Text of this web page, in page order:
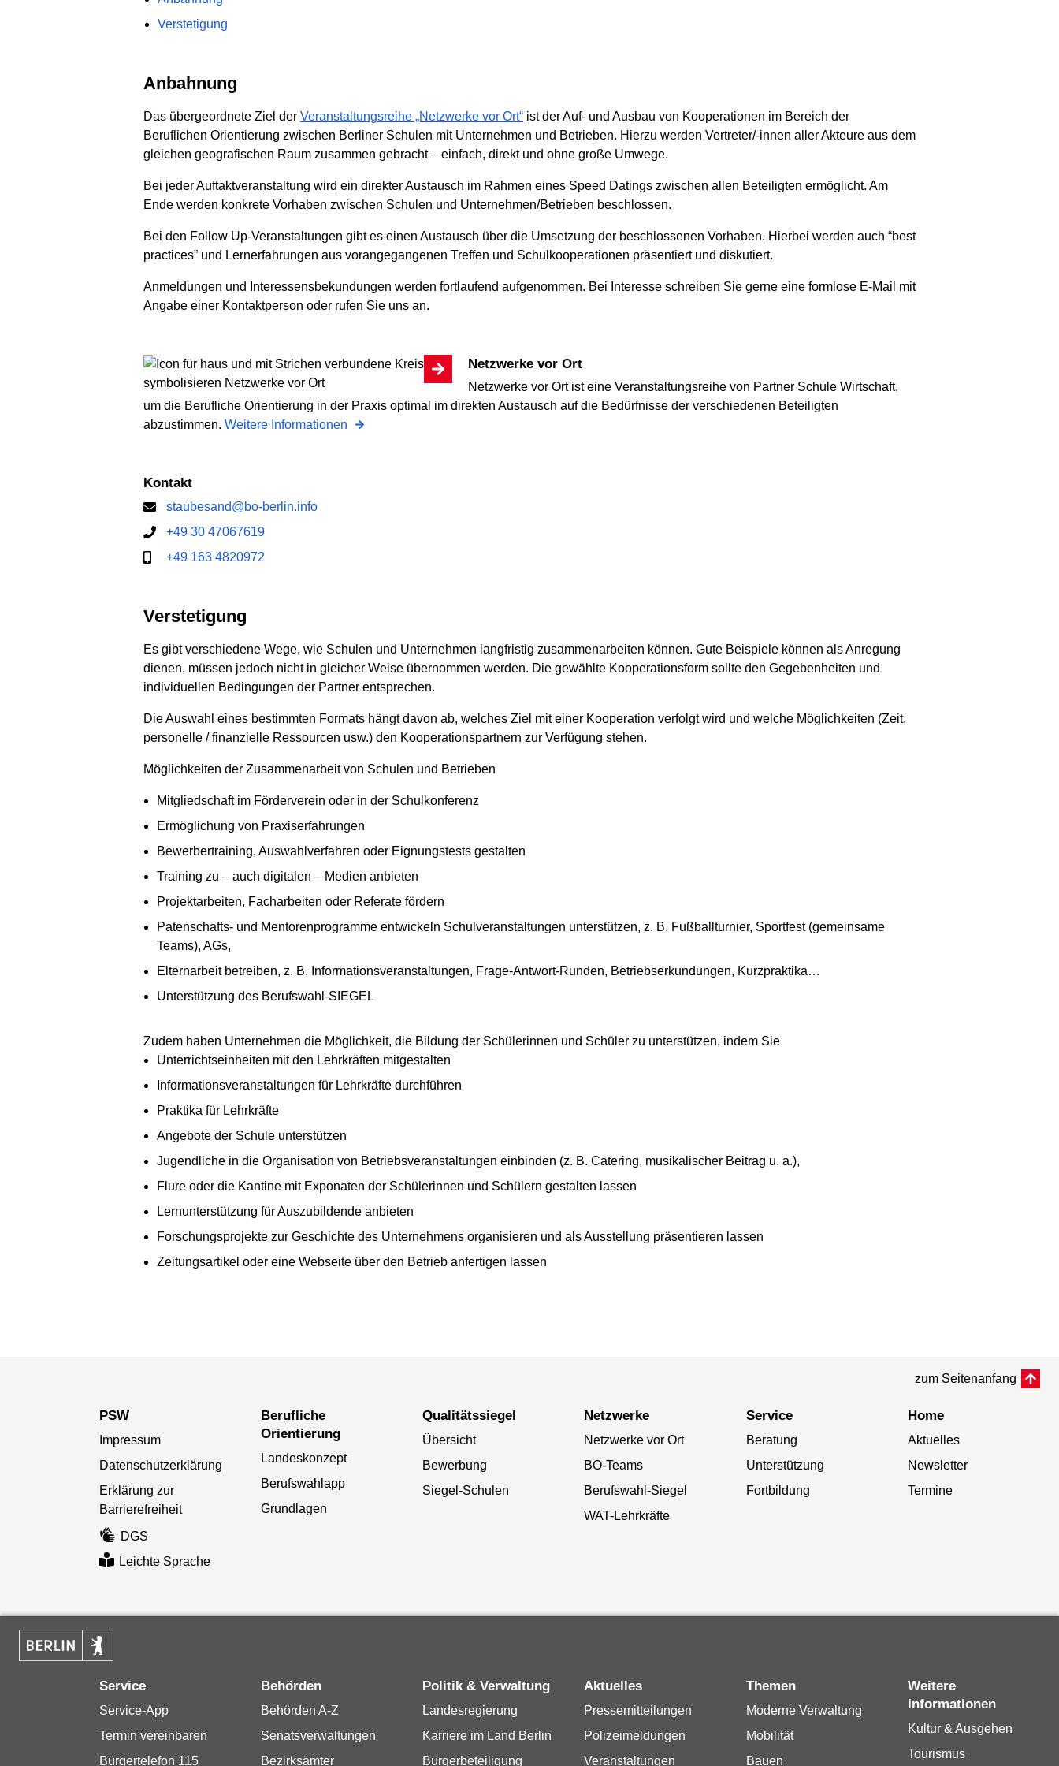
Verstetigung
Anbahnung
Das übergeordnete Ziel der Veranstaltungsreihe „Netzwerke vor Ort“ ist der Auf- und Ausbau von Kooperationen im Bereich der
Beruflichen Orientierung zwischen Berliner Schulen mit Unternehmen und Betrieben. Hierzu werden Vertreter/-innen aller Akteure aus dem
gleichen geografischen Raum zusammen gebracht – einfach, direkt und ohne große Umwege.
Bei jeder Auftaktveranstaltung wird ein direkter Austausch im Rahmen eines Speed Datings zwischen allen Beteiligten ermöglicht. Am
Ende werden konkrete Vorhaben zwischen Schulen und Unternehmen/Betrieben beschlossen.
Bei den Follow Up-Veranstaltungen gibt es einen Austausch über die Umsetzung der beschlossenen Vorhaben. Hierbei werden auch “best
practices” und Lernerfahrungen aus vorangegangenen Treffen und Schulkooperationen präsentiert und diskutiert.
Anmeldungen und Interessensbekundungen werden fortlaufend aufgenommen. Bei Interesse schreiben Sie gerne eine formlose E-Mail mit
Angabe einer Kontaktperson oder rufen Sie uns an.
Netzwerke vor Ort
Netzwerke vor Ort ist eine Veranstaltungsreihe von Partner Schule Wirtschaft,
um die Berufliche Orientierung in der Praxis optimal im direkten Austausch auf die Bedürfnisse der verschiedenen Beteiligten
abzustimmen. Weitere Informationen
Kontakt
staubesand@bo-berlin.info
+49 30 47067619
+49 163 4820972
Verstetigung
Es gibt verschiedene Wege, wie Schulen und Unternehmen langfristig zusammenarbeiten können. Gute Beispiele können als Anregung
dienen, müssen jedoch nicht in gleicher Weise übernommen werden. Die gewählte Kooperationsform sollte den Gegebenheiten und
individuellen Bedingungen der Partner entsprechen.
Die Auswahl eines bestimmten Formats hängt davon ab, welches Ziel mit einer Kooperation verfolgt wird und welche Möglichkeiten (Zeit,
personelle / finanzielle Ressourcen usw.) den Kooperationspartnern zur Verfügung stehen.
Möglichkeiten der Zusammenarbeit von Schulen und Betrieben
Mitgliedschaft im Förderverein oder in der Schulkonferenz
Ermöglichung von Praxiserfahrungen
Bewerbertraining, Auswahlverfahren oder Eignungstests gestalten
Training zu – auch digitalen – Medien anbieten
Projektarbeiten, Facharbeiten oder Referate fördern
Patenschafts- und Mentorenprogramme entwickeln Schulveranstaltungen unterstützen, z. B. Fußballturnier, Sportfest (gemeinsame
Teams), AGs,
Elternarbeit betreiben, z. B. Informationsveranstaltungen, Frage-Antwort-Runden, Betriebserkundungen, Kurzpraktika…
Unterstützung des Berufswahl-SIEGEL
Zudem haben Unternehmen die Möglichkeit, die Bildung der Schülerinnen und Schüler zu unterstützen, indem Sie
Unterrichtseinheiten mit den Lehrkräften mitgestalten
Informationsveranstaltungen für Lehrkräfte durchführen
Praktika für Lehrkräfte
Angebote der Schule unterstützen
Jugendliche in die Organisation von Betriebsveranstaltungen einbinden (z. B. Catering, musikalischer Beitrag u. a.),
Flure oder die Kantine mit Exponaten der Schülerinnen und Schülern gestalten lassen
Lernunterstützung für Auszubildende anbieten
Forschungsprojekte zur Geschichte des Unternehmens organisieren und als Ausstellung präsentieren lassen
Zeitungsartikel oder eine Webseite über den Betrieb anfertigen lassen
zum Seitenanfang
PSW
Impressum
Datenschutzerklärung
Erklärung zur
Barrierefreiheit
DGS
Leichte Sprache
Berufliche
Orientierung
Landeskonzept
Berufswahlapp
Grundlagen
Qualitätssiegel
Übersicht
Bewerbung
Siegel-Schulen
Netzwerke
Netzwerke vor Ort
BO-Teams
Berufswahl-Siegel
WAT-Lehrkräfte
Service
Beratung
Unterstützung
Fortbildung
Home
Aktuelles
Newsletter
Termine
Service
Service-App
Termin vereinbaren
Bürgertelefon 115
Behörden
Behörden A-Z
Senatsverwaltungen
Bezirksämter
Politik & Verwaltung
Landesregierung
Karriere im Land Berlin
Bürgerbeteiligung
Aktuelles
Pressemitteilungen
Polizeimeldungen
Veranstaltungen
Themen
Moderne Verwaltung
Mobilität
Bauen
Weitere
Informationen
Kultur & Ausgehen
Tourismus